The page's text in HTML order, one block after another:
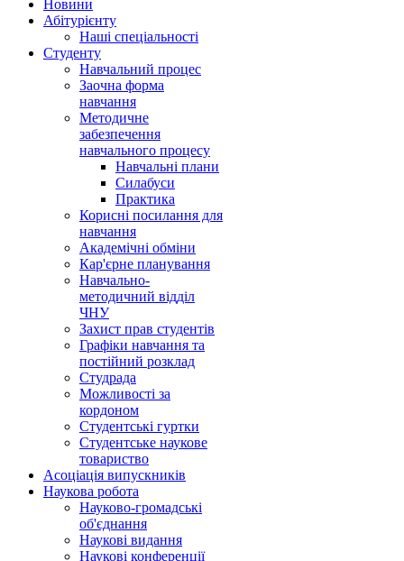
Hовини
Абітурієнту
Наші спеціальності
Студенту
Навчальний процес
Заочна форма
навчання
Методичне
забезпечення
навчального процесу
Навчальні плани
Силабуси
Практика
Корисні посилання для
навчання
Академічні обміни
Кар'єрне планування
Навчально-
методичний відділ
ЧНУ
Захист прав студентів
Графіки навчання та
постійний розклад
Студрада
Можливості за
кордоном
Студентські гуртки
Студентське наукове
товариство
Асоціація випускників
Наукова робота
Науково-громадські
об'єднання
Наукові видання
Наукові конференції